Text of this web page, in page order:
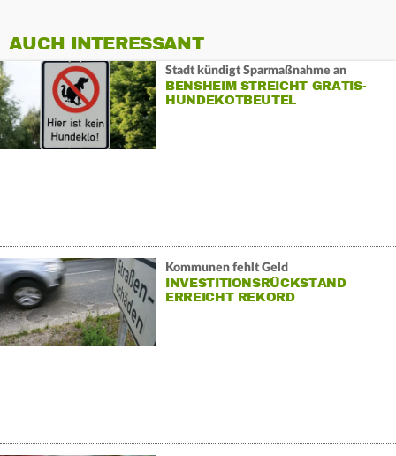
AUCH INTERESSANT
Stadt kündigt Sparmaßnahme an
BENSHEIM STREICHT GRATIS-
HUNDEKOTBEUTEL
Kommunen fehlt Geld
INVESTITIONSRÜCKSTAND
ERREICHT REKORD